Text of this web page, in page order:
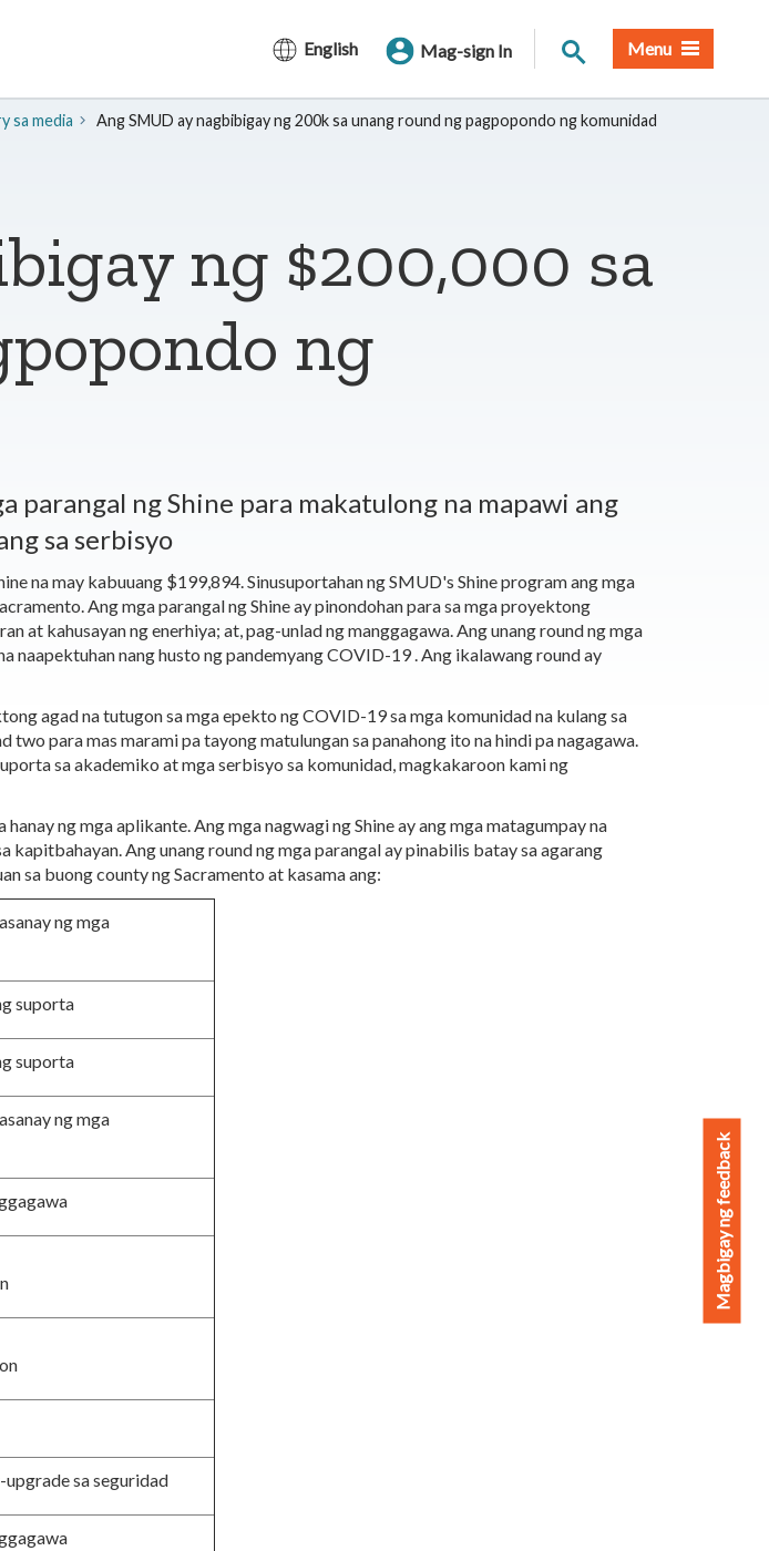
English Mag-sign In Paghahanap sa Site
Menu
sa media Ang SMUD ay nagbibigay ng 200k sa unang round ng pagpopondo ng komunidad
ng $200,000 sa
ng
parangal ng Shine para makatulong na mapawi ang
sa serbisyo
na may kabuuang $199,894. Sinusuportahan ng SMUD's Shine program ang mga
Ang mga parangal ng Shine ay pinondohan para sa mga proyektong
kahusayan ng enerhiya; at, pag-unlad ng manggagawa. Ang unang round ng mga
naapektuhan nang husto ng pandemyang COVID-19 . Ang ikalawang round ay
agad na tutugon sa mga epekto ng COVID-19 sa mga komunidad na kulang sa
two para mas marami pa tayong matulungan sa panahong ito na hindi pa nagagawa.
sa akademiko at mga serbisyo sa komunidad, magkakaroon kami ng
ng mga aplikante. Ang mga nagwagi ng Shine ay ang mga matagumpay na
kapitbahayan. Ang unang round ng mga parangalay pinabilis batay sa agarang
sa buong county ng Sacramento at kasama ang:
ng mga
suporta
suporta
ng mga
sa seguridad
Magbigay ng feedback